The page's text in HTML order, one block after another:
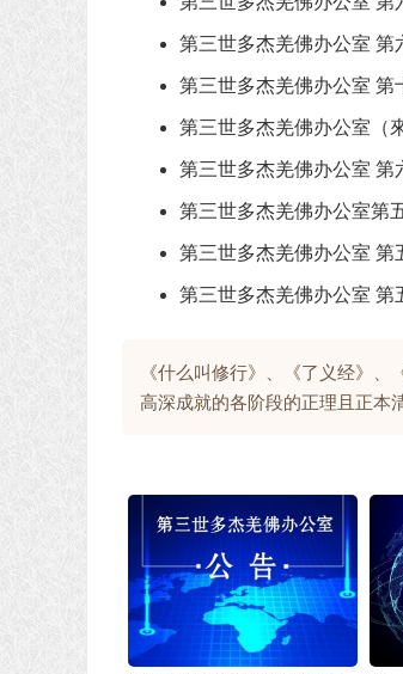
第三世多杰羌佛办公室 第
第三世多杰羌佛办公室 第
第三世多杰羌佛办公室（
第三世多杰羌佛办公室 第
第三世多杰羌佛办公室第
第三世多杰羌佛办公室 第
第三世多杰羌佛办公室 第
《什么叫修行》、《了义经》
高深成就的各阶段的正理且正本